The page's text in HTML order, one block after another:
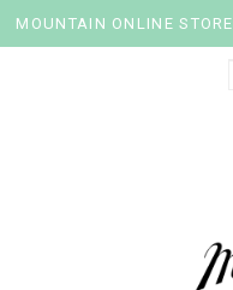
MOUNTAIN ONLINE STORE